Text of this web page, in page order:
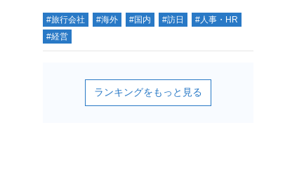
#旅行会社 #海外 #国内 #訪日
#人事・HR
#経営